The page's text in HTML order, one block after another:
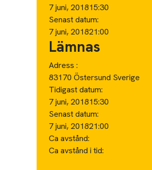
7 juni, 201815:30
Senast datum:
7 juni, 201821:00
Lämnas
Adress :
83170 Östersund Sverige
Tidigast datum:
7 juni, 201815:30
Senast datum:
7 juni, 201821:00
Ca avstånd:
Ca avstånd i tid: